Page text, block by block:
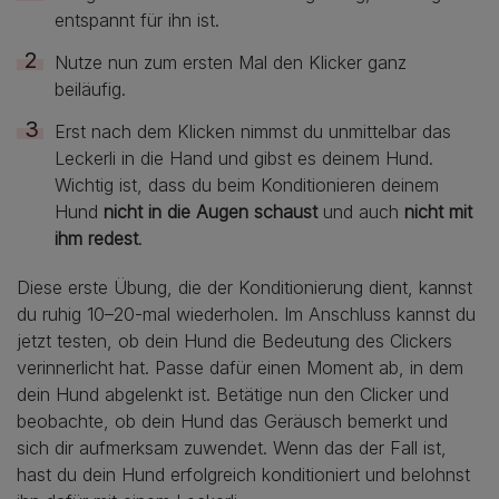
entspannt für ihn ist.
Nutze nun zum ersten Mal den Klicker ganz
beiläufig.
Erst nach dem Klicken nimmst du unmittelbar das
Leckerli in die Hand und gibst es deinem Hund.
Wichtig ist, dass du beim Konditionieren deinem
Hund nicht in die Augen schaustund auch nicht mit
ihm redest.
Diese erste Übung, die der Konditionierung dient, kannst
du ruhig 10–20-mal wiederholen. Im Anschluss kannst du
jetzt testen, ob dein Hund die Bedeutung des Clickers
verinnerlicht hat. Passe dafür einen Moment ab, in dem
dein Hund abgelenkt ist. Betätige nun den Clicker und
beobachte, ob dein Hund das Geräusch bemerkt und
sich dir aufmerksam zuwendet. Wenn das der Fall ist,
hast du dein Hund erfolgreich konditioniert und belohnst